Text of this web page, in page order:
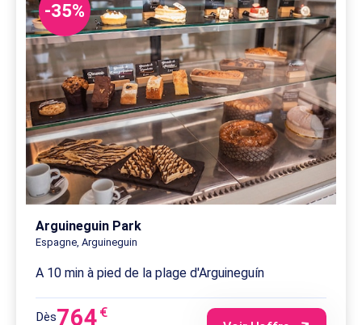
-35%
Arguineguin Park
Espagne, Arguineguin
A 10 min à pied de la plage d'Arguineguín
Dès764 €